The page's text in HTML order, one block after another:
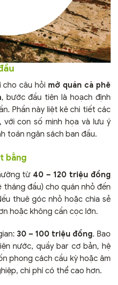
cho câu hỏi mở quán cà phê
, bước đầu tiên là hoạch định
Phần này liệt kê chi tiết các
con số minh họa và lưu ý
toán ngân sách ban đầu.
bằng
từ 40 – 120 triệu đồng
đầu) cho quán nhỏ đến
thuê góc nhỏ hoặc chia sẻ
hoặc không cần cọc lớn.
30 – 100 triệu đồng. Bao
nước, quầy bar cơ bản, hệ
phong cách cầu kỳ hoặc âm
chi phí có thể cao hơn.